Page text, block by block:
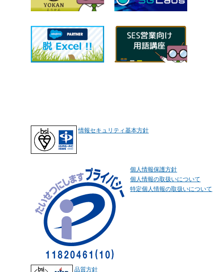
情報セキュリティ基本方針
個人情報保護方針
個人情報の取扱いについて
特定個人情報の取扱いについて
品質方針